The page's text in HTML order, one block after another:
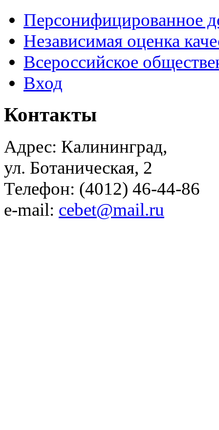
Персонифицированное
Независимая оценка
Всероссийское
Вход
Контакты
Адрес: Калининград,
ул. Ботаническая, 2
Телефон: (4012) 46-44-86
e-mail: cebet@mail.ru